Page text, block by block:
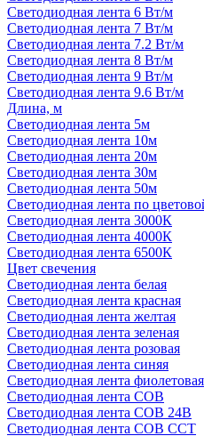
Светодиодная лента 6 Вт/м
Светодиодная лента 7 Вт/м
Светодиодная лента 7.2 Вт/м
Светодиодная лента 8 Вт/м
Светодиодная лента 9 Вт/м
Светодиодная лента 9.6 Вт/м
Длина, м
Светодиодная лента 5м
Светодиодная лента 10м
Светодиодная лента 20м
Светодиодная лента 30м
Светодиодная лента 50м
Светодиодная лента по
Светодиодная лента 3000К
Светодиодная лента 4000К
Светодиодная лента 6500К
Цвет свечения
Светодиодная лента белая
Светодиодная лента красная
Светодиодная лента желтая
Светодиодная лента зеленая
Светодиодная лента розовая
Светодиодная лента синяя
Светодиодная лента фиолетовая
Светодиодная лента COB
Светодиодная лента COB 24В
Светодиодная лента COB CCT